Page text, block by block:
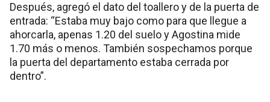
Después, agregó el dato del toallero y de la puerta de
entrada: “Estaba muy bajo como para que llegue a
ahorcarla, apenas 1.20 del suelo y Agostina mide
1.70 más o menos. También sospechamos porque
la puerta del departamento estaba cerrada por
dentro”.